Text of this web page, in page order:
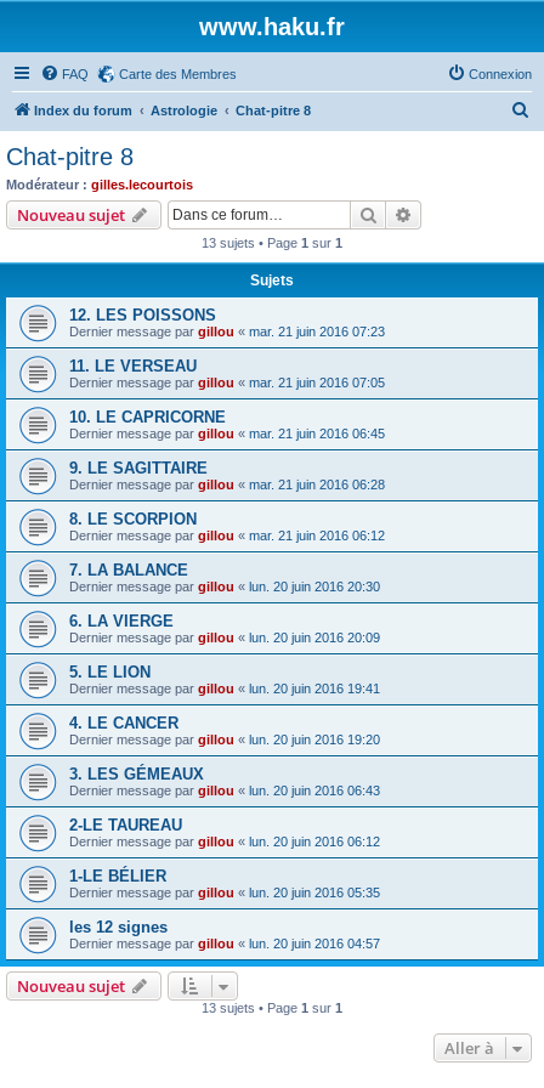
www.haku.fr
FAQ Carte des Membres Connexion
Index du forum Astrologie Chat-pitre 8
Chat-pitre 8
Modérateur : gilles.lecourtois
Nouveau sujet Rechercher
13 sujets • Page 1 sur 1
Sujets
12. LES POISSONS
Dernier message par gillou « mar. 21 juin 2016 07:23
11. LE VERSEAU
Dernier message par gillou « mar. 21 juin 2016 07:05
10. LE CAPRICORNE
Dernier message par gillou « mar. 21 juin 2016 06:45
9. LE SAGITTAIRE
Dernier message par gillou « mar. 21 juin 2016 06:28
8. LE SCORPION
Dernier message par gillou « mar. 21 juin 2016 06:12
7. LA BALANCE
Dernier message par gillou « lun. 20 juin 2016 20:30
6. LA VIERGE
Dernier message par gillou « lun. 20 juin 2016 20:09
5. LE LION
Dernier message par gillou « lun. 20 juin 2016 19:41
4. LE CANCER
Dernier message par gillou « lun. 20 juin 2016 19:20
3. LES GÉMEAUX
Dernier message par gillou « lun. 20 juin 2016 06:43
2-LE TAUREAU
Dernier message par gillou « lun. 20 juin 2016 06:12
1-LE BÉLIER
Dernier message par gillou « lun. 20 juin 2016 05:35
les 12 signes
Dernier message par gillou « lun. 20 juin 2016 04:57
Nouveau sujet
13 sujets • Page 1 sur 1
Aller à